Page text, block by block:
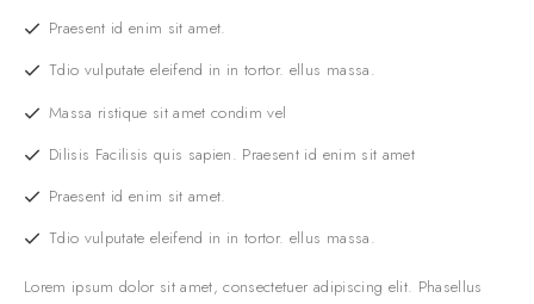
Praesent id enim sit amet.
Tdio vulputate eleifend in in tortor. ellus massa.
Massa ristique sit amet condim vel
Dilisis Facilisis quis sapien. Praesent id enim sit amet
Praesent id enim sit amet.
Tdio vulputate eleifend in in tortor. ellus massa.
Lorem ipsum dolor sit amet, consectetuer adipiscing elit. Phasellus